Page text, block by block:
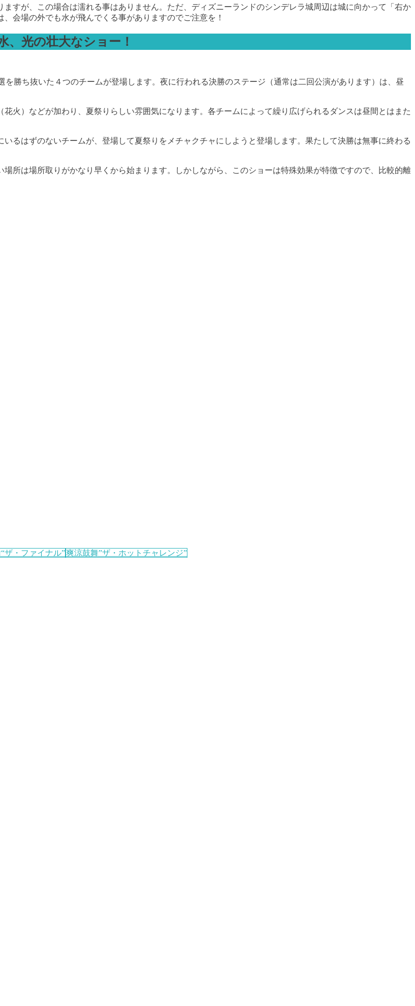
すが、この場合は濡れる事はありません。ただ、ディズニーランドのシンデレラ城周辺は城に向かって「右か
会場の外でも水が飛んでくる事がありますのでご注意を！
、光の壮大なショー！
勝ち抜いた４つのチームが登場します。夜に行われる決勝のステージ（通常は二回公演があります）は、昼
火）などが加わり、夏祭りらしい雰囲気になります。各チームによって繰り広げられるダンスは昼間とはまた
るはずのないチームが、登場して夏祭りをメチャクチャにしようと登場します。果たして決勝は無事に終わる
所は場所取りがかなり早くから始まります。しかしながら、このショーは特殊効果が特徴ですので、比較的離
ザ・ファイナル”爽涼鼓舞”ザ・ホットチャレンジ”